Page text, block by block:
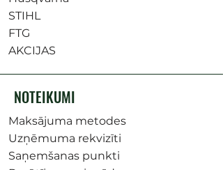
STIHL
FTG
AKCIJAS
NOTEIKUMI
Maksājuma metodes
Uzņēmuma rekvizīti
Saņemšanas punkti